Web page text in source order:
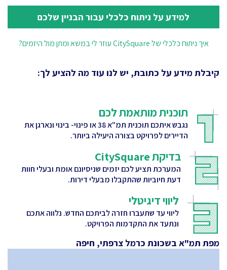
למידע על ניתוח כלכלי עבור הבניין שלכם
איך ניתוח כלכלי של CitySquare עוזר לי במשא ומתן מול היזמים?
קיבלת מידע על כתובת, יש לנו עוד מה להציע לך:
תוכנית מותאמת לכם
נגבש איתכם תוכנית תמ"א 38 או פינוי- בינוי ונארגן את
הדיירים לפרויקט בצורה היעילה ביותר.
בדיקת CitySquare
המערכת תציע לכם יזמים שניסיונם אומת ובעלי חוות
דעת חיוביות שהתקבלו מבעלי דירות.
ליווי דיגיטלי
ליווי עד שתעברו חזרה לביתכם החדש. נלווה אתכם
ונתעד את התקדמות הפרויקט.
מפת תמ"א בשכונת כרמל צרפתי, חיפה